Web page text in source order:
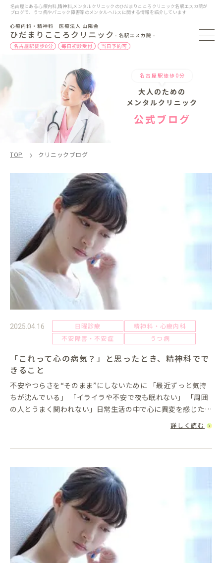
名古屋にある心療内科,精神科,メンタルクリニックのひだまりこころクリニック名駅エスカ院が
ブログで、うつ病やパニック障害等のメンタルヘルスに関する情報を紹介しています
名古屋駅徒歩0分
大人のための
メンタルクリニック
公式ブログ
TOP クリニックブログ
2025.04.16 日曜診療
精神科・心療内科
不安障害・不安症
うつ病
「これって心の病気？」と思ったとき、精神科でで
きること
不安やつらさを“そのまま”にしないために 「最近ずっと気持
ちが沈んでいる」 「イライラや不安で夜も眠れない」 「周囲
の人とうまく関われない」日常生活の中で心に異変を感じたと
き、多くの方がまず悩むのが、「これは病院に行くべきなの
詳しく読む